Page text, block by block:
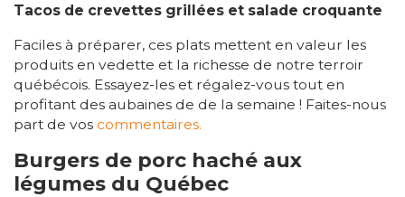
Tacos de crevettes grillées et salade croquante
Faciles à préparer, ces plats mettent en valeur les
produits en vedette et la richesse de notre terroir
québécois. Essayez-les et régalez-vous tout en
profitant des aubaines de de la semaine ! Faites-nous
part de vos commentaires.
Burgers de porc haché aux
légumes du Québec